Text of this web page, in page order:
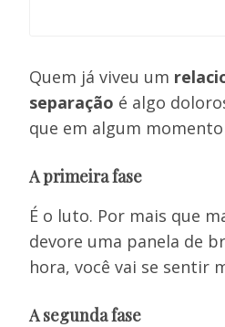
Quem já viveu um
separação é algo
que em algum
A primeira fase
É o luto. Por mais que
devore uma panela de
hora, você vai se sentir
A segunda fase